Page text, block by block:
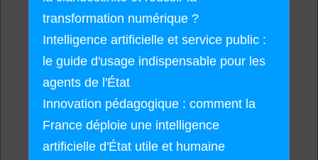
transformation numérique ?
Intelligence artificielle et service public :
le guide d'usage indispensable pour les
agents de l'État
Innovation pédagogique : comment la
France déploie une intelligence
artificielle d'État utile et humaine